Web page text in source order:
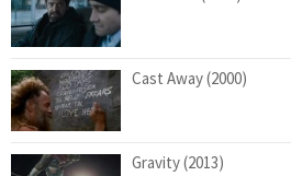
Cast Away (2000)
Gravity (2013)